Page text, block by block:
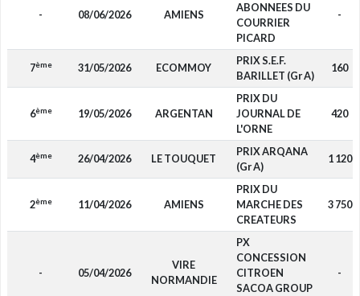
- 08/06/2026 AMIENS
ABONNEES DU
COURRIER
PICARD
-
7ème 31/05/2026 ECOMMOY
PRIX S.E.F.
BARILLET (Gr A)
160
6ème 19/05/2026 ARGENTAN
PRIX DU
JOURNAL DE
L'ORNE
420
4ème 26/04/2026 LE TOUQUET
PRIX ARQANA
(Gr A)
1 120
2ème 11/04/2026 AMIENS
PRIX DU
MARCHE DES
CREATEURS
3 750
- 05/04/2026
VIRE
NORMANDIE
PX
CONCESSION
CITROEN
SACOA GROUP
-